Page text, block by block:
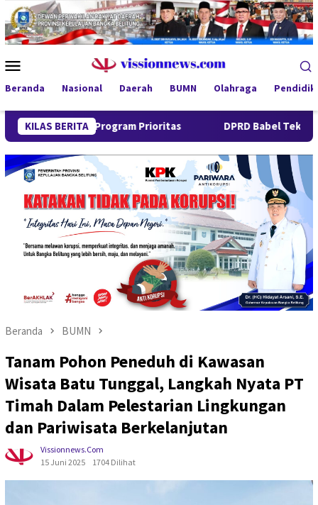
Loncat
ke
konten
Mobile
Beranda Nasional Daerah BUMN Olahraga
KILAS BERITA
Program Prioritas DPRD Babel Tekankan Respons
Beranda BUMN
Tanam Pohon Peneduh di Kawasan
Wisata Batu Tunggal, Langkah Nyata PT
Timah Dalam Pelestarian Lingkungan
dan Pariwisata Berkelanjutan
Vissionnews.com
15 Juni 2025
1704 Dilihat